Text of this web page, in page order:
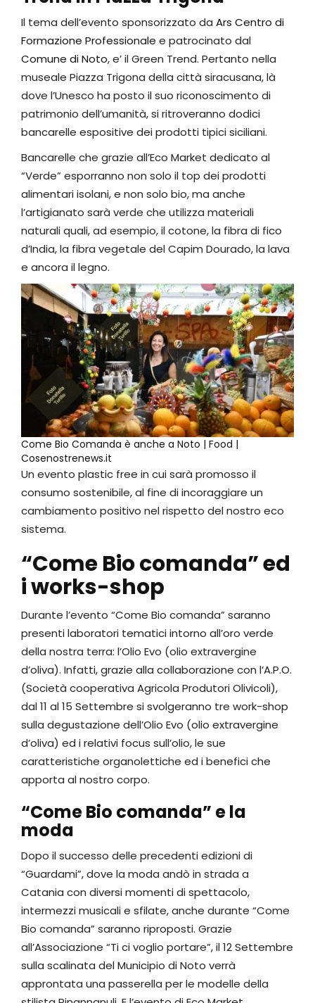
Il tema dell’evento sponsorizzato da Ars Centro di
Formazione Professionale e patrocinato dal
Comune di Noto, e’ il Green Trend. Pertanto nella
museale Piazza Trigona della città siracusana, là
dove l’Unesco ha posto il suo riconoscimento di
patrimonio dell’umanità, si ritroveranno dodici
bancarelle espositive dei prodotti tipici siciliani.
Bancarelle che grazie all’Eco Market dedicato al
“Verde” esporranno non solo il top dei prodotti
alimentari isolani, e non solo bio, ma anche
l’artigianato sarà verde che utilizza materiali
naturali quali, ad esempio, il cotone, la fibra di fico
d’India, la fibra vegetale del Capim Dourado, la lava
e ancora il legno.
Come Bio Comanda è anche a Noto | Food |
Cosenostrenews.it
Un evento plastic free in cui sarà promosso il
consumo sostenibile, al fine di incoraggiare un
cambiamento positivo nel rispetto del nostro eco
sistema.
“Come Bio comanda” ed
i works-shop
Durante l’evento “Come Bio comanda” saranno
presenti laboratori tematici intorno all’oro verde
della nostra terra: l’Olio Evo (olio extravergine
d’oliva). Infatti, grazie alla collaborazione con l’A.P.O.
(Società cooperativa Agricola Produtori Olivicoli),
dal 11 al 15 Settembre si svolgeranno tre work-shop
sulla degustazione dell’Olio Evo (olio extravergine
d’oliva) ed i relativi focus sull’olio, le sue
caratteristiche organolettiche ed i benefici che
apporta al nostro corpo.
“Come Bio comanda” e la
moda
Dopo il successo delle precedenti edizioni di
“Guardami”, dove la moda andò in strada a
Catania con diversi momenti di spettacolo,
intermezzi musicali e sfilate, anche durante “Come
Bio comanda” saranno riproposti. Grazie
all’Associazione “Ti ci voglio portare”, il 12 Settembre
sulla scalinata del Municipio di Noto verrà
approntata una passerella per le modelle della